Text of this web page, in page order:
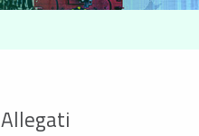
Allegati